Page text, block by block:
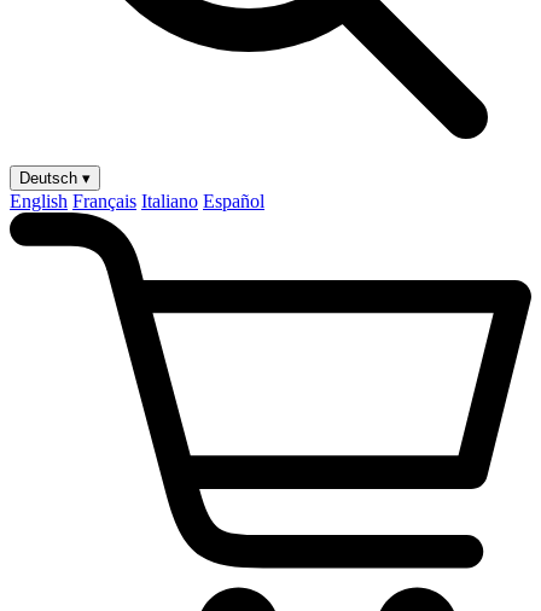
Deutsch ▾
English Français Italiano Español